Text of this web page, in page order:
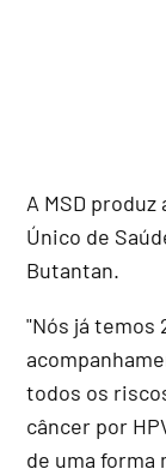
A MSD
Único de
Butantan.
"Nós já temos
todos os
câncer por
de uma forma